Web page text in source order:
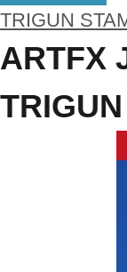
TRIGUN
ARTFX